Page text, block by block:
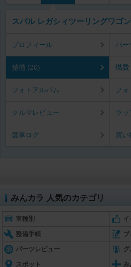
スバル レガシィツーリングワゴン
プロフィール パー
整備 (20) 燃費
フォトアルバム フォ
クルマレビュー ラッ
愛車ログ 買い
みんカラ 人気のカテゴリ
車種別 イ
整備手帳 ブ
パーツレビュー
スポット み